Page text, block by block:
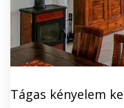
Tágas kényelem